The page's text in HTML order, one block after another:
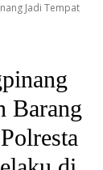
Jadi Tempat
Barang